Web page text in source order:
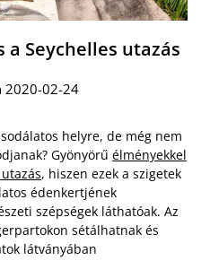
a Seychelles utazás
2020-02-24
helyre, de még nem
Gyönyörű élményekkel
, hiszen ezek a szigetek
édenkertjének
szépségek láthatóak. Az
sétálhatnak és
látványában